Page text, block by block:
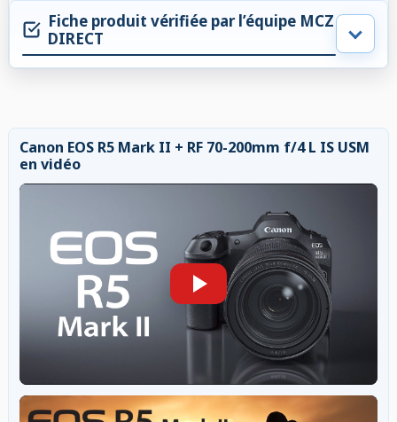
Fiche produit vérifiée par l’équipe MCZ
DIRECT
Canon EOS R5 Mark II + RF 70-200mm f/4 L IS USM
en vidéo